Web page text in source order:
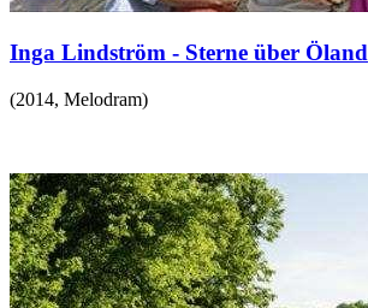
Inga Lindström - Sterne über Öland
(2014, Melodram)